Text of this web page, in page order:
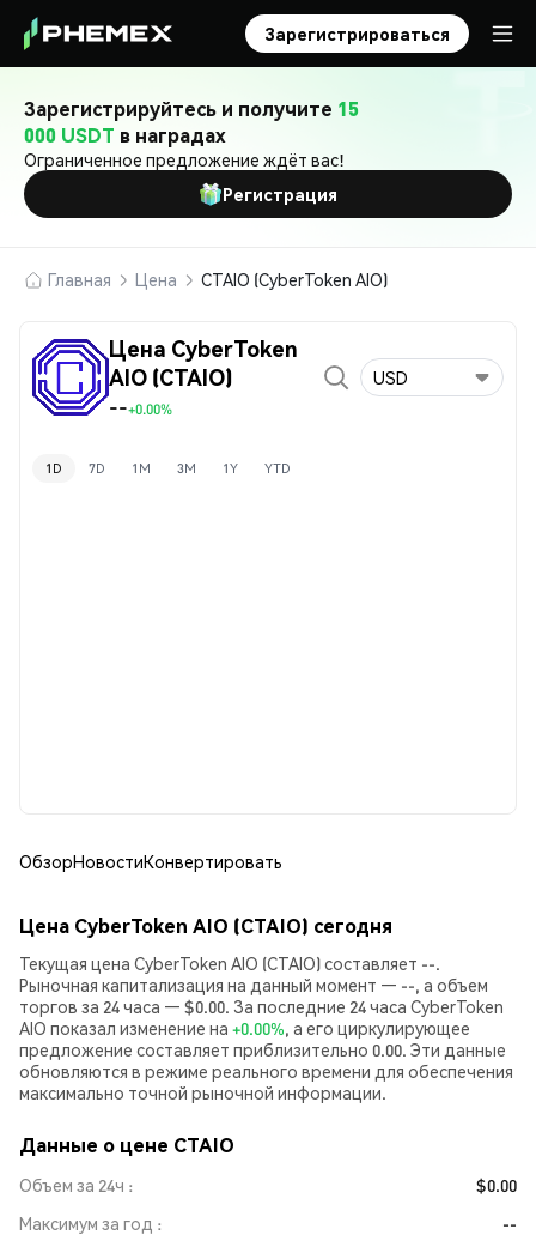
Зарегистрироваться
Зарегистрируйтесь и получите 15
000 USDT в наградах
Ограниченное предложение ждёт вас!
Регистрация
Главная Цена CTAIO (CyberToken AIO)
Цена CyberToken
AIO (CTAIO)
--+0.00%
USD
1D 7D 1M 3M 1Y YTD
ОбзорНовостиКонвертировать
Цена CyberToken AIO (CTAIO) сегодня
Текущая цена CyberToken AIO (CTAIO) составляет --.
Рыночная капитализация на данный момент — --, а объем
торгов за 24 часа — $0.00. За последние 24 часа CyberToken
AIO показал изменение на +0.00%, а его циркулирующее
предложение составляет приблизительно 0.00. Эти данные
обновляются в режиме реального времени для обеспечения
максимально точной рыночной информации.
Данные о цене CTAIO
Объем за 24ч
$0.00
Максимум за год
--